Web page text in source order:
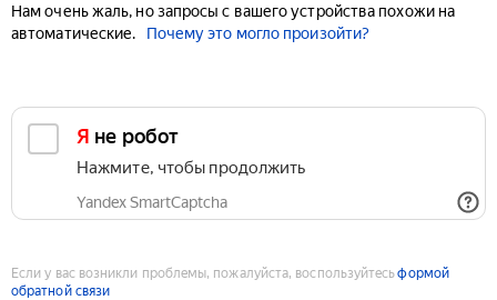
Нам очень жаль, но запросы с вашего устройства похожи на
автоматические.
Почему это могло произойти?
Я не робот
Нажмите, чтобы продолжить
Yandex SmartCaptcha
Если у вас возникли проблемы, пожалуйста, воспользуйтесьформой
обратной связи